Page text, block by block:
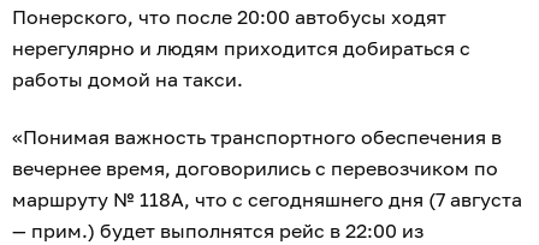
Понерского, что после 20:00 автобусы ходят
нерегулярно и людям приходится добираться с
работы домой на такси.
«Понимая важность транспортного обеспечения в
вечернее время, договорились с перевозчиком по
маршруту № 118А, что с сегодняшнего дня (7 августа
— прим.) будет выполнятся рейс в 22:00 из